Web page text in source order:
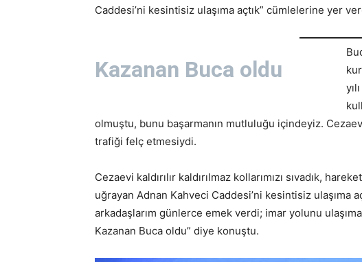
Caddesi’ni kesintisiz ulaşıma açtık” cümlelerine yer
Kazanan Buca oldu
olmuştu, bunu başarmanın mutluluğu içindeyiz.
trafiği felç etmesiydi.
Cezaevi kaldırılır kaldırılmaz kollarımızı sıvadık,
uğrayan Adnan Kahveci Caddesi’ni kesintisiz ulaşıma
arkadaşlarım günlerce emek verdi; imar yolunu
Kazanan Buca oldu” diye konuştu.